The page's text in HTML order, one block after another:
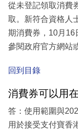
從未登記領取消費
取。新符合資格人
期消費券，10月16
參閱政府官方網站
回到目錄
消費券可以用
答：使用範圍與
用於接受支付寶香